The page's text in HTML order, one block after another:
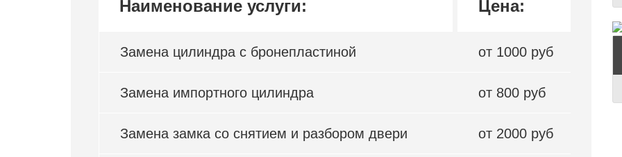
Наименование услуги: Цена:
Замена цилиндра с бронепластиной от 1000 руб
Замена импортного цилиндра от 800 руб
Замена замка со снятием и разбором двери от 2000 руб